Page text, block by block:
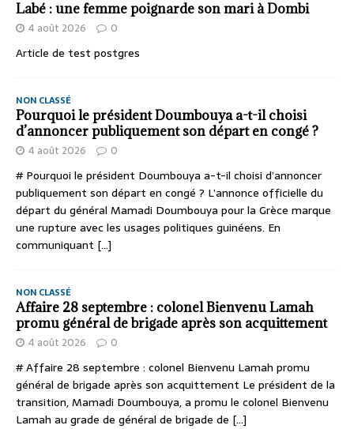
Labé : une femme poignarde son mari à Dombi
4 août 2026 0
Article de test postgres
NON CLASSÉ
Pourquoi le président Doumbouya a-t-il choisi
d’annoncer publiquement son départ en congé ?
4 août 2026 0
# Pourquoi le président Doumbouya a-t-il choisi d’annoncer
publiquement son départ en congé ? L’annonce officielle du
départ du général Mamadi Doumbouya pour la Grèce marque
une rupture avec les usages politiques guinéens. En
communiquant [...]
NON CLASSÉ
Affaire 28 septembre : colonel Bienvenu Lamah
promu général de brigade après son acquittement
4 août 2026 0
# Affaire 28 septembre : colonel Bienvenu Lamah promu
général de brigade après son acquittement Le président de la
transition, Mamadi Doumbouya, a promu le colonel Bienvenu
Lamah au grade de général de brigade de [...]